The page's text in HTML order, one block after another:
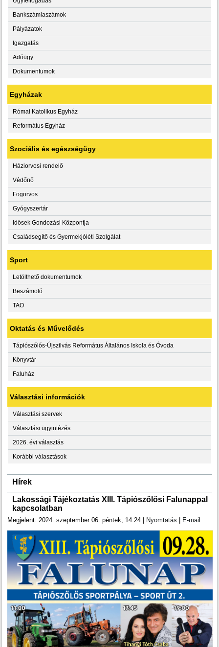
Bankszámlaszámok
Pályázatok
Igazgatás
Adóügy
Dokumentumok
Egyházak
Római Katolikus Egyház
Református Egyház
Szociális és egészségügy
Háziorvosi rendelő
Védőnő
Fogorvos
Gyógyszertár
Idősek Gondozási Központja
Családsegítő és Gyermekjóléti Szolgálat
Sport
Letölthető dokumentumok
Beszámoló
TAO
Oktatás és Művelődés
Tápiószőlős-Újszilvás Református Általános Iskola és Óvoda
Könyvtár
Faluház
Választási információk
Választási szervek
Választási ügyintézés
2026. évi választás
Korábbi választások
Hírek
Lakossági Tájékoztatás XIII. Tápiószőlősi Falunappal
kapcsolatban
Megjelent: 2024. szeptember 06. péntek, 14:24 Nyomtatás E-mail